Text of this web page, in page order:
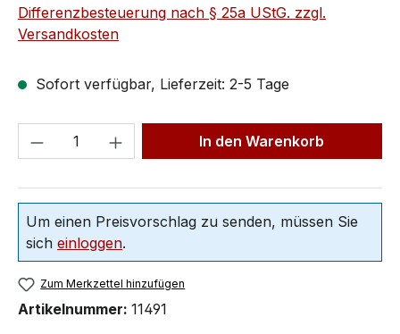
Differenzbesteuerung nach § 25a UStG. zzgl.
Versandkosten
Sofort verfügbar, Lieferzeit: 2-5 Tage
In den Warenkorb
Um einen Preisvorschlag zu senden, müssen Sie
sich einloggen.
Zum Merkzettel hinzufügen
Artikelnummer: 11491